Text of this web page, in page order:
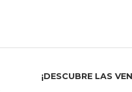
¡DESCUBRE LAS